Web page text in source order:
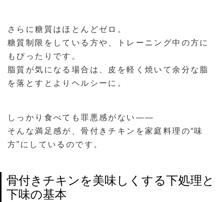
さらに糖質はほとんどゼロ。
糖質制限をしている方や、トレーニング中の方に
もぴったりです。
脂質が気になる場合は、皮を軽く焼いて余分な脂
を落とすとよりヘルシーに。
しっかり食べても罪悪感がない――
そんな満足感が、骨付きチキンを家庭料理の“味
方”にしているのです。
骨付きチキンを美味しくする下処理と
下味の基本